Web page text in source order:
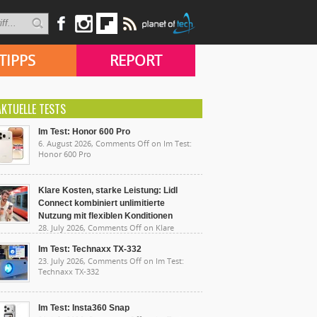
REPORT
TESTS
Im Test: Honor 600 Pro
6. August 2026, Comments Off on Im Test:
Honor 600 Pro
Klare Kosten, starke Leistung: Lidl
Connect kombiniert unlimitierte
Nutzung mit flexiblen Konditionen
28. July 2026, Comments Off on Klare
Nutzung mit flexiblen Konditionen
Im Test: Technaxx TX-332
23. July 2026, Comments Off on Im Test:
Technaxx TX-332
Im Test: Insta360 Snap